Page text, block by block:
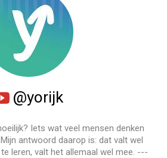
@yorijk
Iets wat veel mensen denken
antwoord daarop is: dat valt wel
leren, valt het allemaal wel mee. ---